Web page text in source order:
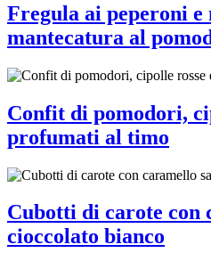
Fregula ai peperoni e
mantecatura al
Confit di pomodori,
profumati al timo
Cubotti di carote con
cioccolato bianco